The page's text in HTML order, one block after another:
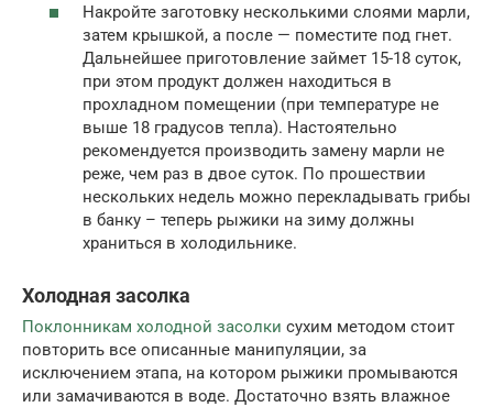
Накройте заготовку несколькими слоями марли,
затем крышкой, а после — поместите под гнет.
Дальнейшее приготовление займет 15-18 суток,
при этом продукт должен находиться в
прохладном помещении (при температуре не
выше 18 градусов тепла). Настоятельно
рекомендуется производить замену марли не
реже, чем раз в двое суток. По прошествии
нескольких недель можно перекладывать грибы
в банку – теперь рыжики на зиму должны
храниться в холодильнике.
Холодная засолка
Поклонникам холодной засолки сухим методом стоит
повторить все описанные манипуляции, за
исключением этапа, на котором рыжики промываются
или замачиваются в воде. Достаточно взять влажное